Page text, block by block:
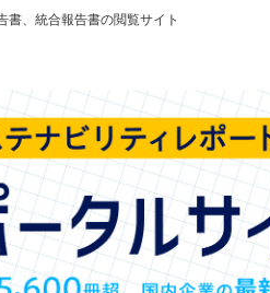
書、統合報告書の閲覧サイト